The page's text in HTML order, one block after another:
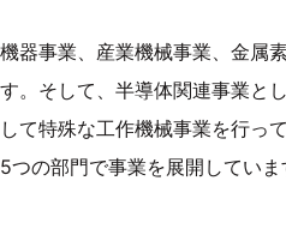
器事業、産業機械事業、金属
。そして、半導体関連事業と
て特殊な工作機械事業を行っ
の部門で事業を展開していま